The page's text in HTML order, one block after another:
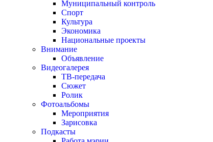
Муниципальный контроль
Спорт
Культура
Экономика
Национальные проекты
Внимание
Объявление
Видеогалерея
ТВ-передача
Сюжет
Ролик
Фотоальбомы
Мероприятия
Зарисовка
Подкасты